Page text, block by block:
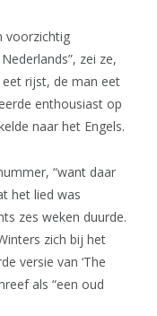
voorzichtig
zei ze,
eet rijst, de man eet
enthousiast op
naar het Engels.
“want daar
het lied was
zes weken duurde.
zich bij het
versie van ‘The
als “een oud